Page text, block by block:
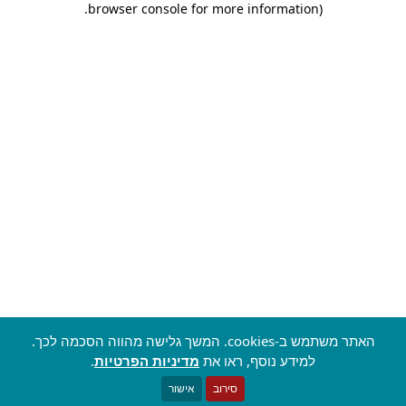
browser console for more information)
.
האתר משתמש ב-cookies. המשך גלישה מהווה הסכמה לכך.
למידע נוסף, ראו את מדיניות הפרטיות.
סירוב אישור